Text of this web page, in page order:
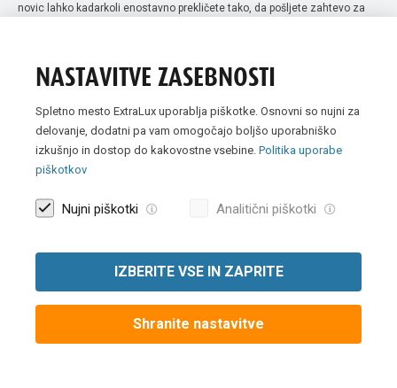
novic lahko kadarkoli enostavno prekličete tako, da pošljete zahtevo za
Vse slike so simbolične. Vse cene v spletni trgovini Extra Lux so
prikazane brez DDV-ja.
© 2007 -2026 Extra Lux d.o.o. Vse pravice pridržane |
Politika uporabe
NASTAVITVE ZASEBNOSTI
Spletno mesto ExtraLux uporablja piškotke. Osnovni so nujni za
delovanje, dodatni pa vam omogočajo boljšo uporabniško
izkušnjo in dostop do kakovostne vsebine. Politika uporabe
piškotkov
Nujni piškotki Analitični piškotki
IZBERITE VSE IN ZAPRITE
Shranite nastavitve